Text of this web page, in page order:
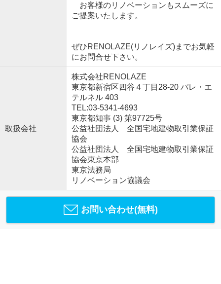
お客様のリノベーションもスムーズに
ご提案いたします。
ぜひRENOLAZE(リノレイズ)までお気軽
にお問合せ下さい。
取扱会社
株式会社RENOLAZE
東京都新宿区四谷４丁目28-20 パレ・エ
テルネル 403
TEL:03-5341-4693
東京都知事 (3) 第97725号
公益社団法人 全国宅地建物取引業保証
協会
公益社団法人 全国宅地建物取引業保証
協会東京本部
東京法務局
リノベーション協議会
お問い合わせ(無料)